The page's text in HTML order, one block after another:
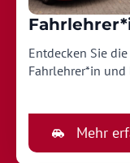
Entdecken Sie
Fahrlehrer*in und
Mehr